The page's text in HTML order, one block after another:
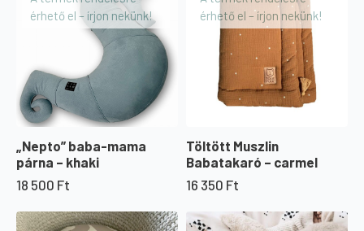
850 Ft.
100 Ft.
érhető el – írjon nekünk!
„Nepto” baba-mama
párna – khaki
18 500 Ft
érhető el – írjon nekünk!
Töltött Muszlin
Babatakaró – carmel
16 350 Ft